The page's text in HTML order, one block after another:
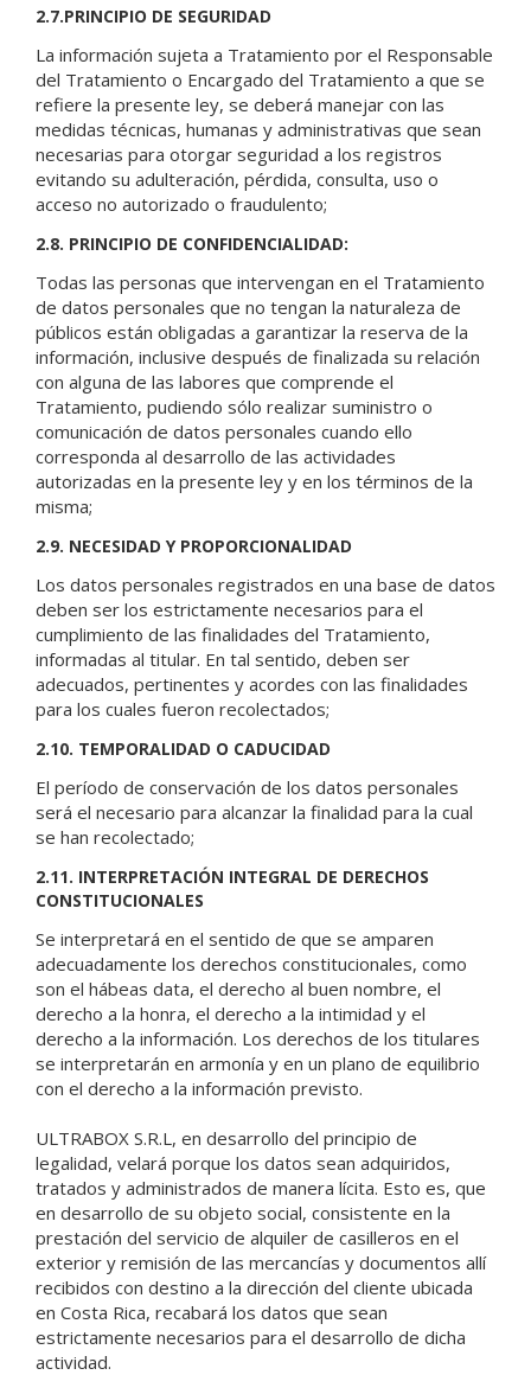
2.7.PRINCIPIO DE SEGURIDAD
La información sujeta a Tratamiento por el Responsable
del Tratamiento o Encargado del Tratamiento a que se
refiere la presente ley, se deberá manejar con las
medidas técnicas, humanas y administrativas que sean
necesarias para otorgar seguridad a los registros
evitando su adulteración, pérdida, consulta, uso o
acceso no autorizado o fraudulento;
2.8. PRINCIPIO DE CONFIDENCIALIDAD:
Todas las personas que intervengan en el Tratamiento
de datos personales que no tengan la naturaleza de
públicos están obligadas a garantizar la reserva de la
información, inclusive después de finalizada su relación
con alguna de las labores que comprende el
Tratamiento, pudiendo sólo realizar suministro o
comunicación de datos personales cuando ello
corresponda al desarrollo de las actividades
autorizadas en la presente ley y en los términos de la
misma;
2.9. NECESIDAD Y PROPORCIONALIDAD
Los datos personales registrados en una base de datos
deben ser los estrictamente necesarios para el
cumplimiento de las finalidades del Tratamiento,
informadas al titular. En tal sentido, deben ser
adecuados, pertinentes y acordes con las finalidades
para los cuales fueron recolectados;
2.10. TEMPORALIDAD O CADUCIDAD
El período de conservación de los datos personales
será el necesario para alcanzar la finalidad para la cual
se han recolectado;
2.11. INTERPRETACIÓN INTEGRAL DE DERECHOS
CONSTITUCIONALES
Se interpretará en el sentido de que se amparen
adecuadamente los derechos constitucionales, como
son el hábeas data, el derecho al buen nombre, el
derecho a la honra, el derecho a la intimidad y el
derecho a la información. Los derechos de los titulares
se interpretarán en armonía y en un plano de equilibrio
con el derecho a la información previsto.
ULTRABOX S.R.L, en desarrollo del principio de
legalidad, velará porque los datos sean adquiridos,
tratados y administrados de manera lícita. Esto es, que
en desarrollo de su objeto social, consistente en la
prestación del servicio de alquiler de casilleros en el
exterior y remisión de las mercancías y documentos allí
recibidos con destino a la dirección del cliente ubicada
en Costa Rica, recabará los datos que sean
estrictamente necesarios para el desarrollo de dicha
actividad.